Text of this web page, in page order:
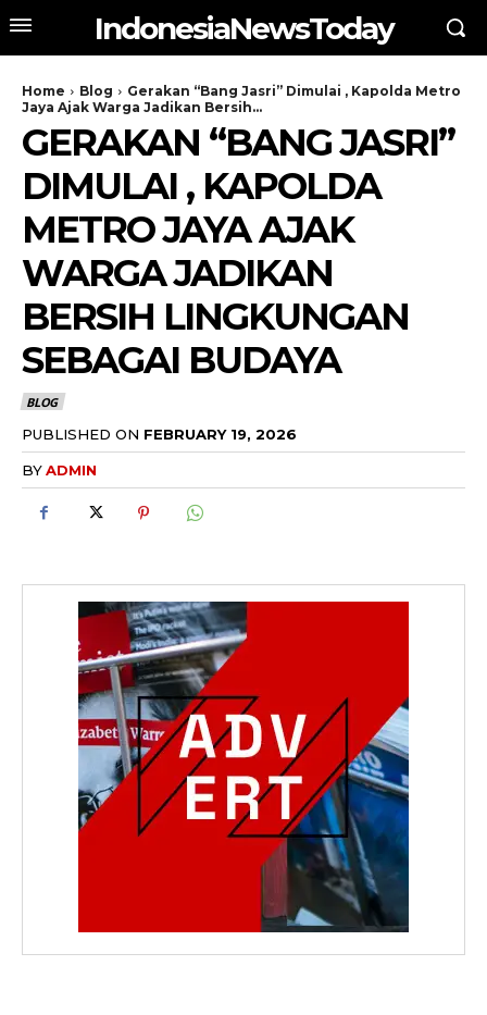
IndonesiaNewsToday
Home Blog
Gerakan “Bang Jasri” Dimulai , Kapolda Metro
Jaya Ajak Warga Jadikan Bersih...
GERAKAN “BANG JASRI”
DIMULAI , KAPOLDA
METRO JAYA AJAK
WARGA JADIKAN
BERSIH LINGKUNGAN
SEBAGAI BUDAYA
BLOG
PUBLISHED ON FEBRUARY 19, 2026
BYADMIN